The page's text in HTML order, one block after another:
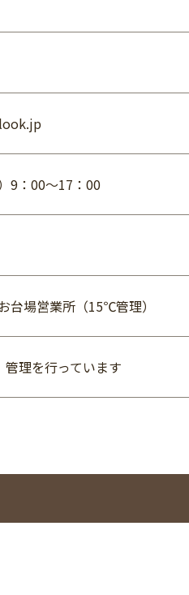
9：00～17：00
場営業所（15℃管理）
理を行っています